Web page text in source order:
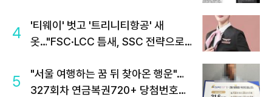
4
'티웨이' 벗고 '트리니티항공' 새
옷…"FSC·LCC 틈새, SSC 전략으로
5
"서울 여행하는 꿈 뒤 찾아온 행운"…
327회차 연금복권720+ 당첨번호조